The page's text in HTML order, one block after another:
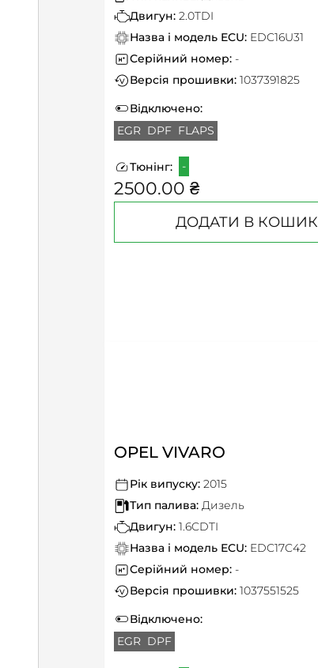
Двигун: 2.0TDI
Назва і модель ECU: EDC16U31
Серійний номер: -
Версія прошивки: 1037391825
Відключено:
EGR DPF FLAPS
Тюнінг: -
2500.00 ₴
ДОДАТИ В КОШИК
OPEL VIVARO
Рік випуску: 2015
Тип палива: Дизель
Двигун: 1.6CDTI
Назва і модель ECU: EDC17C42
Серійний номер: -
Версія прошивки: 1037551525
Відключено:
EGR DPF